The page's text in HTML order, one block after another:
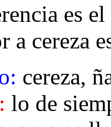
es
a cereza
cereza,
lo de